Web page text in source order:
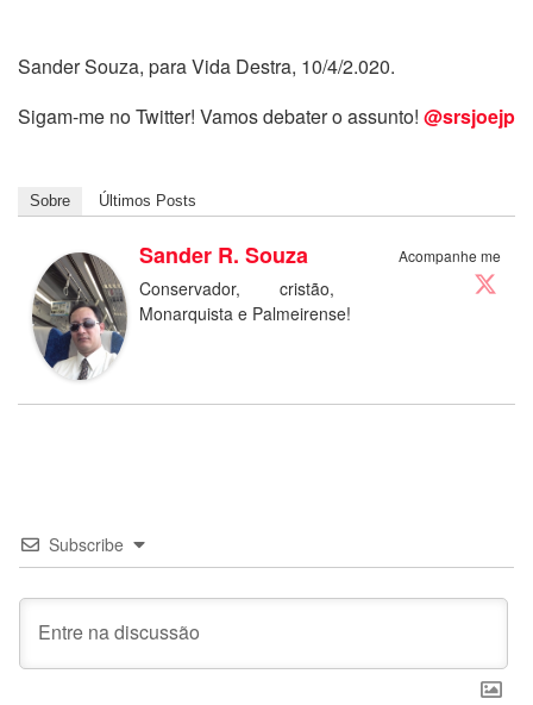
Sander Souza, para Vida Destra, 10/4/2.020.
Sigam-me no Twitter! Vamos debater o assunto! @srsjoejp
Sobre Últimos Posts
Acompanhe me
Sander R. Souza
Conservador, cristão,
Monarquista e Palmeirense!
Subscribe